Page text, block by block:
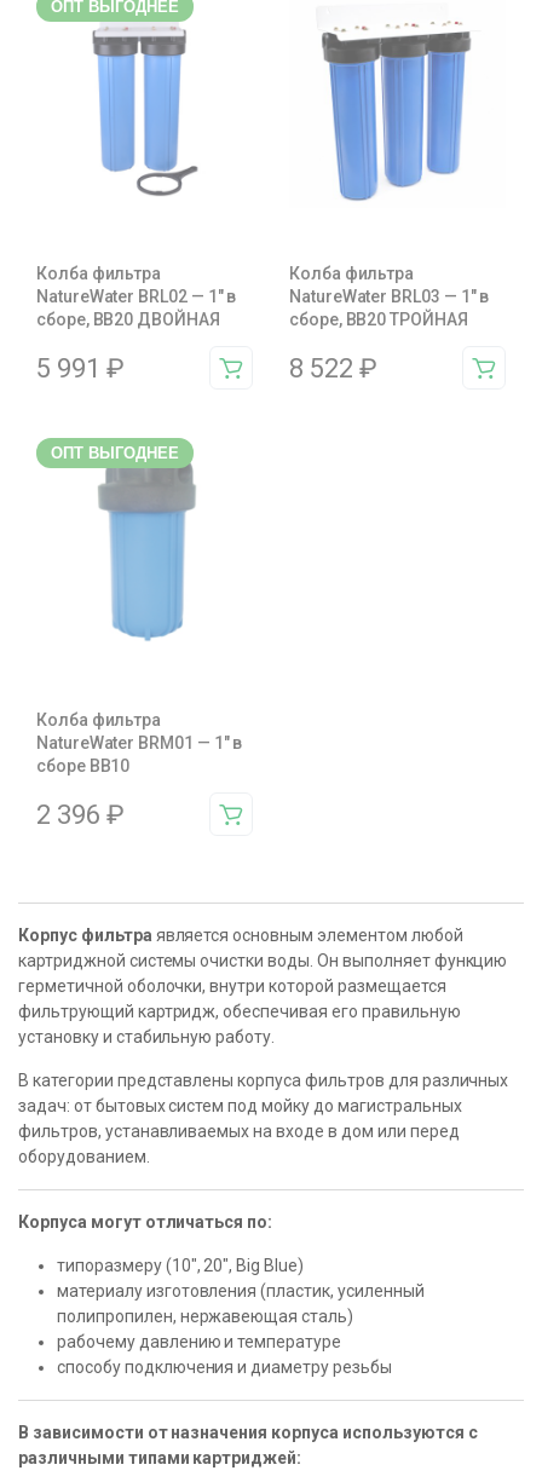
ОПТ ВЫГОДНЕЕ
Колба фильтра
NatureWater BRL02 — 1″ в
сборе, BB20 ДВОЙНАЯ
5 991 ₽
Колба фильтра
NatureWater BRL03 — 1″ в
сборе, BB20 ТРОЙНАЯ
8 522 ₽
ОПТ ВЫГОДНЕЕ
Колба фильтра
NatureWater BRM01 — 1″ в
сборе BB10
2 396 ₽
Корпус фильтра является основным элементом любой
картриджной системы очистки воды. Он выполняет функцию
герметичной оболочки, внутри которой размещается
фильтрующий картридж, обеспечивая его правильную
установку и стабильную работу.
В категории представлены корпуса фильтров для различных
задач: от бытовых систем под мойку до магистральных
фильтров, устанавливаемых на входе в дом или перед
оборудованием.
Корпуса могут отличаться по:
типоразмеру (10″, 20″, Big Blue)
материалу изготовления (пластик, усиленный
полипропилен, нержавеющая сталь)
рабочему давлению и температуре
способу подключения и диаметру резьбы
В зависимости от назначения корпуса используются с
различными типами картриджей: